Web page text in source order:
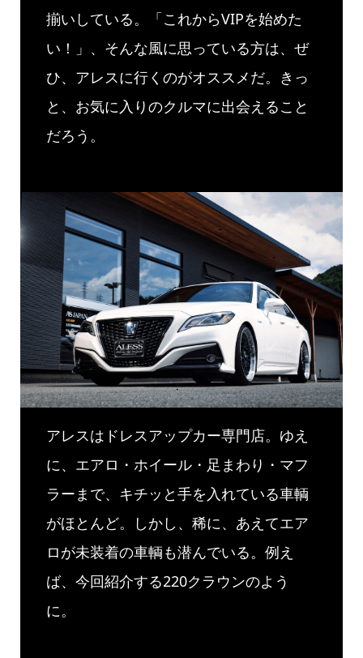
揃いしている。「これからVIPを始めた
い！」、そんな風に思っている方は、ぜ
ひ、アレスに行くのがオススメだ。きっ
と、お気に入りのクルマに出会えること
だろう。
アレスはドレスアップカー専門店。ゆえ
に、エアロ・ホイール・足まわり・マフ
ラーまで、キチッと手を入れている車輌
がほとんど。しかし、稀に、あえてエア
ロが未装着の車輌も潜んでいる。例え
ば、今回紹介する220クラウンのよう
に。